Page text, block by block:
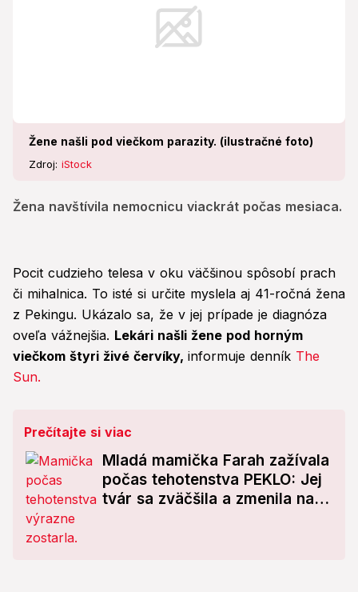
Žene našli pod viečkom parazity. (ilustračné foto)
Zdroj: iStock
Žena navštívila nemocnicu viackrát počas mesiaca.
Pocit cudzieho telesa v oku väčšinou spôsobí prach
či mihalnica. To isté si určite myslela aj 41-ročná žena
z Pekingu. Ukázalo sa, že v jej prípade je diagnóza
oveľa vážnejšia. Lekári našli žene pod horným
viečkom štyri živé červíky, informuje denník The
Sun.
Prečítajte si viac
Mladá mamička Farah zažívala
počas tehotenstva PEKLO: Jej
tvár sa zväčšila a zmenila na